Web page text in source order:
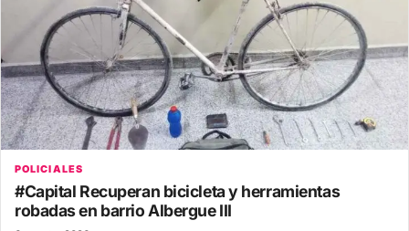
POLICIALES
#Capital Recuperan bicicleta y herramientas
robadas en barrio Albergue III